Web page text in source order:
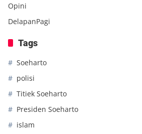
Opini
DelapanPagi
Tags
Soeharto
polisi
Titiek Soeharto
Presiden Soeharto
islam